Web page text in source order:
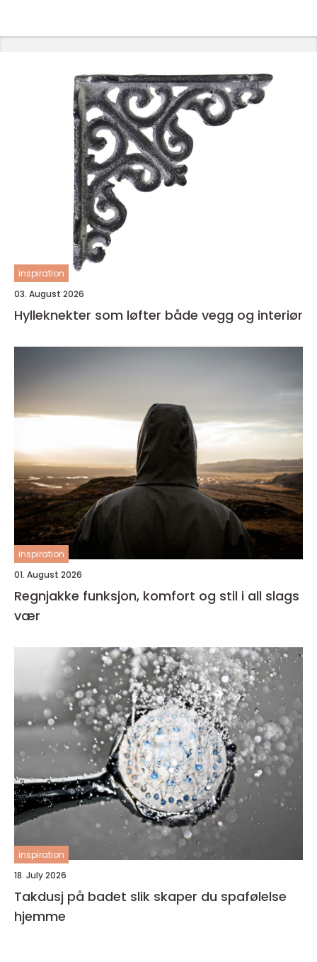
inspiration
03. August 2026
Hylleknekter som løfter både vegg og interiør
inspiration
01. August 2026
Regnjakke funksjon, komfort og stil i all slags
vær
inspiration
18. July 2026
Takdusj på badet slik skaper du spafølelse
hjemme